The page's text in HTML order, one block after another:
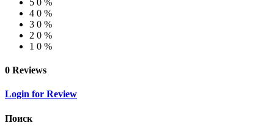
4 0 %
3 0 %
2 0 %
1 0 %
0 Reviews
Login for Review
Поиск